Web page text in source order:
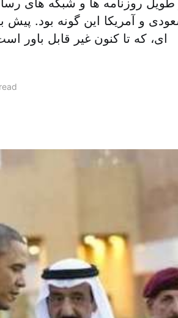
و آمریکا این گونه بود. پیش
ای، که تا کنون غیر قابل باور
read